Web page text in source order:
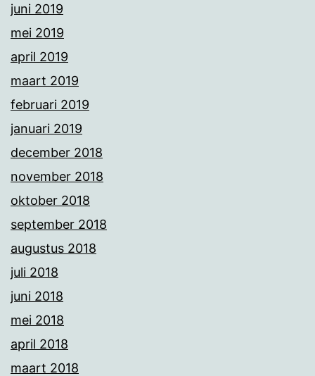
juni 2019
mei 2019
april 2019
maart 2019
februari 2019
januari 2019
december 2018
november 2018
oktober 2018
september 2018
augustus 2018
juli 2018
juni 2018
mei 2018
april 2018
maart 2018